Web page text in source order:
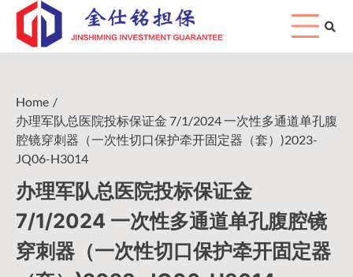
Skip
content
Home
办理军队总医院投标保证金 7/1/2024 一次性多通道单孔腹
腔镜穿刺器（一次性切口保护牵开固定器（套）)2023-
JQ06-H3014
办理军队总医院投标保证金
7/1/2024 一次性多通道单孔腹腔镜
穿刺器（一次性切口保护牵开固定器